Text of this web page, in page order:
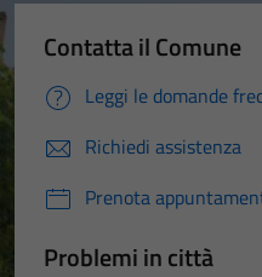
Contatta il Comune
Leggi le domande
Richiedi assistenza
Prenota
Problemi in città